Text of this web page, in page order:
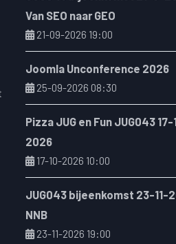
Van SEO naar GEO
21-09-2026 19:00
Joomla Unconference 2026
25-09-2026 08:30
Pizza JUG en Fun JUG043
2026
17-10-2026 10:00
JUG043 bijeenkomst 23-11-
NNB
23-11-2026 19:00